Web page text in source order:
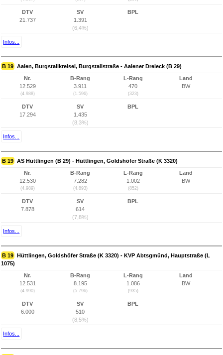
DTV
21.737
SV
1.391
(6,4%)
BPL
Infos...
B 19 Aalen, Burgstallkreisel, Burgstallstraße - Aalener Dreieck (B 29)
Nr.
12.529
(4.988)
B-Rang
3.911
(1.596)
L-Rang
470
(323)
Land
BW
DTV
17.294
SV
1.435
(8,3%)
BPL
Infos...
B 19 AS Hüttlingen (B 29) - Hüttlingen, Goldshöfer Straße (K 3320)
Nr.
12.530
(4.989)
B-Rang
7.282
(4.893)
L-Rang
1.002
(852)
Land
BW
DTV
7.878
SV
614
(7,8%)
BPL
Infos...
B 19 Hüttlingen, Goldshöfer Straße (K 3320) - KVP Abtsgmünd, Hauptstraße (L
1075)
Nr.
12.531
(4.990)
B-Rang
8.195
(5.796)
L-Rang
1.086
(935)
Land
BW
DTV
6.000
SV
510
(8,5%)
BPL
Infos...